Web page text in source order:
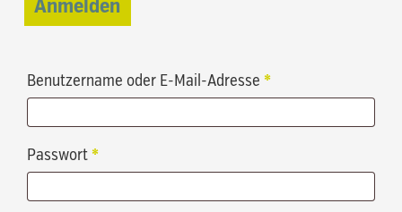
Anmelden
Benutzername oder E-Mail-Adresse *Erforderlich
Passwort *Erforderlich